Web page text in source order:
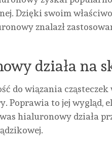
Dzięki swoim
znalazł
działa na
do wiązania
Poprawia to jej wygląd,
hialuronowy działa